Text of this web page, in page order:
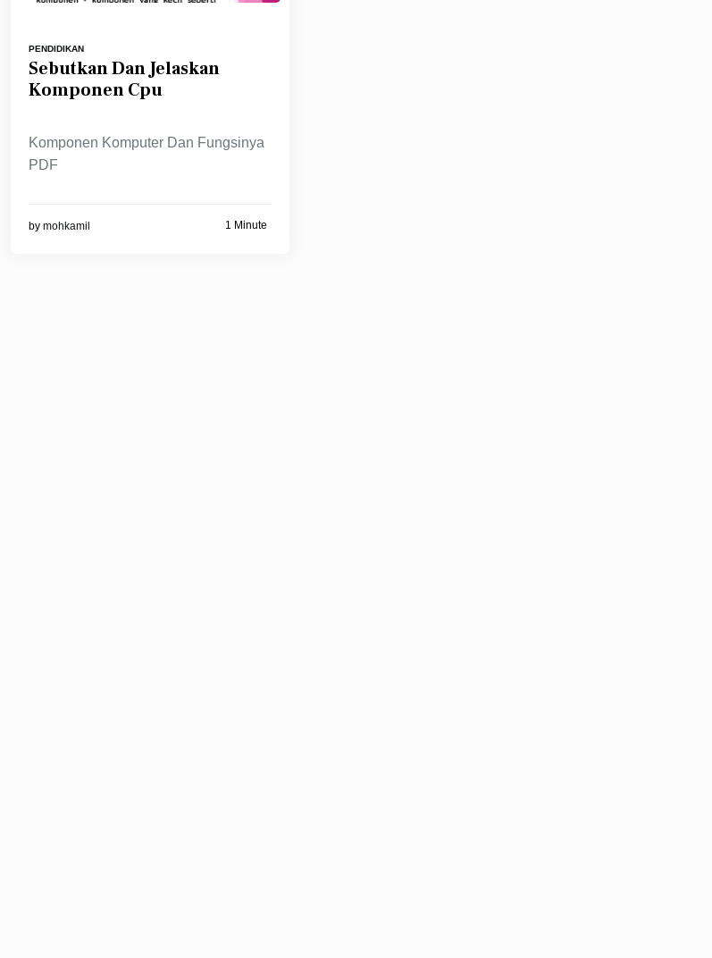
PENDIDIKAN
Sebutkan Dan Jelaskan
Komponen Cpu
Komponen Komputer Dan Fungsinya
PDF
by mohkamil 1 Minute